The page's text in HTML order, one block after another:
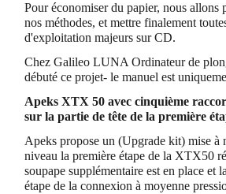
Pour économiser du papier, nous allons
nos méthodes, et mettre finalement
d'exploitation majeurs sur CD.
Chez Galileo LUNA Ordinateur de
débuté ce projet- le manuel est
Apeks XTX 50 avec cinquième
sur la partie de tête de la première
Apeks propose un (Upgrade kit) mise à
niveau la première étape de la XTX50
soupape supplémentaire est en place et
étape de la connexion à moyenne